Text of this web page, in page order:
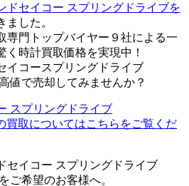
ドセイコー スプリングドライブを
ました。
専門トップバイヤー９社による一
く時計買取価格を実現中！
イコースプリングドライブ
値で売却してみませんか？
スプリングドライブ
買取についてはこちらをご覧くだ
セイコー スプリングドライブ
ご希望のお客様へ。